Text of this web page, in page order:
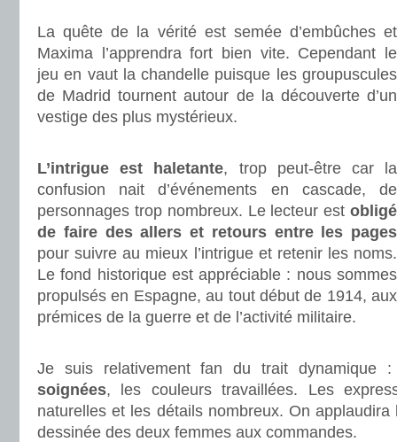
La quête de la vérité est semée d’embûches et
Maxima l’apprendra fort bien vite. Cependant le
jeu en vaut la chandelle puisque les groupuscules
de Madrid tournent autour de la découverte d’un
vestige des plus mystérieux.
L’intrigue est haletante, trop peut-être car la
confusion nait d’événements en cascade, de
personnages trop nombreux. Le lecteur est obligé
de faire des allers et retours entre les pages
pour suivre au mieux l’intrigue et retenir les noms.
Le fond historique est appréciable : nous sommes
propulsés en Espagne, au tout début de 1914, aux
prémices de la guerre et de l’activité militaire.
Je suis relativement fan du trait dynamique
soignées, les couleurs travaillées. Les
naturelles et les détails nombreux. On
dessinée des deux femmes aux commandes.